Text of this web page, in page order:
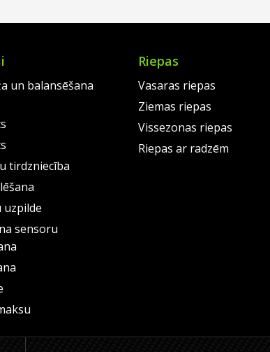
un balansēšana
tirdzniecība
uzpilde
sensoru
Riepas
Vasaras riepas
Ziemas riepas
Vissezonas riepas
Riepas ar radzēm